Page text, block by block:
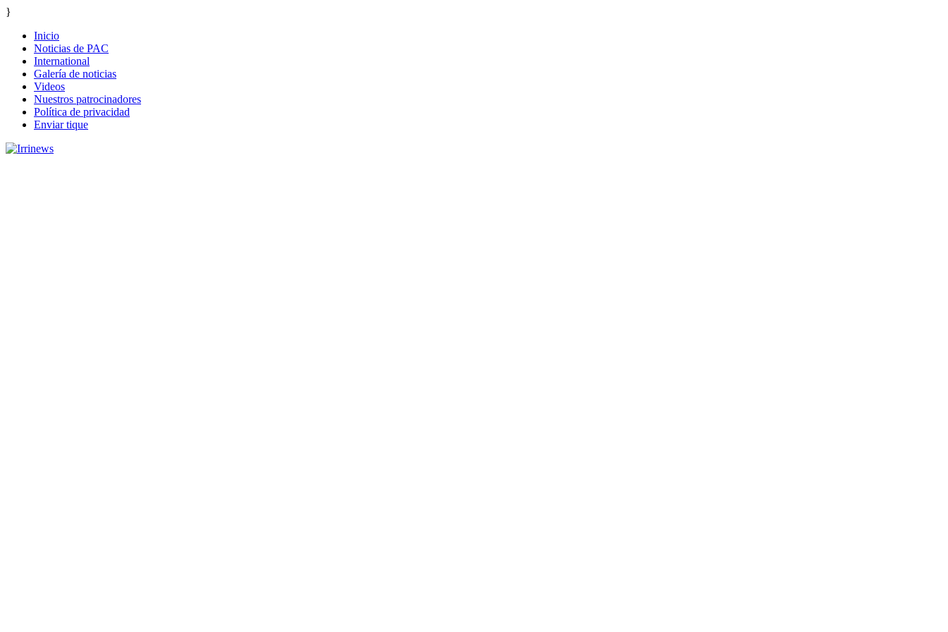
}
Inicio
Noticias de PAC
International
Galería de noticias
Videos
Nuestros patrocinadores
Política de privacidad
Enviar tique